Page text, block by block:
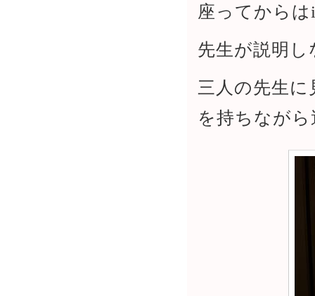
座ってから
先生が説明
三人の先生
を持ちなが